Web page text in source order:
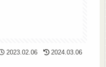
2023.02.06 2024.03.06